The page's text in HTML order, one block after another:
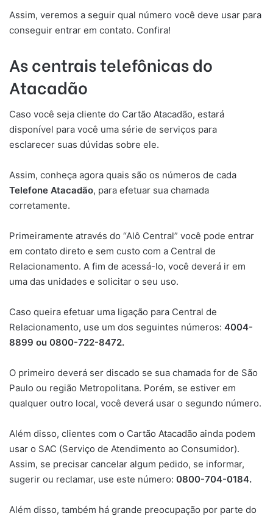
Assim, veremos a seguir qual número você deve usar para
conseguir entrar em contato. Confira!
As centrais telefônicas do
Atacadão
Caso você seja cliente do Cartão Atacadão, estará
disponível para você uma série de serviços para
esclarecer suas dúvidas sobre ele.
Assim, conheça agora quais são os números de cada
Telefone Atacadão, para efetuar sua chamada
corretamente.
Primeiramente através do “Alô Central” você pode entrar
em contato direto e sem custo com a Central de
Relacionamento. A fim de acessá-lo, você deverá ir em
uma das unidades e solicitar o seu uso.
Caso queira efetuar uma ligação para Central de
Relacionamento, use um dos seguintes números: 4004-
8899 ou 0800-722-8472.
O primeiro deverá ser discado se sua chamada for de São
Paulo ou região Metropolitana. Porém, se estiver em
qualquer outro local, você deverá usar o segundo número.
Além disso, clientes com o Cartão Atacadão ainda podem
usar o SAC (Serviço de Atendimento ao Consumidor).
Assim, se precisar cancelar algum pedido, se informar,
sugerir ou reclamar, use este número: 0800-704-0184.
Além disso, também há grande preocupação por parte do